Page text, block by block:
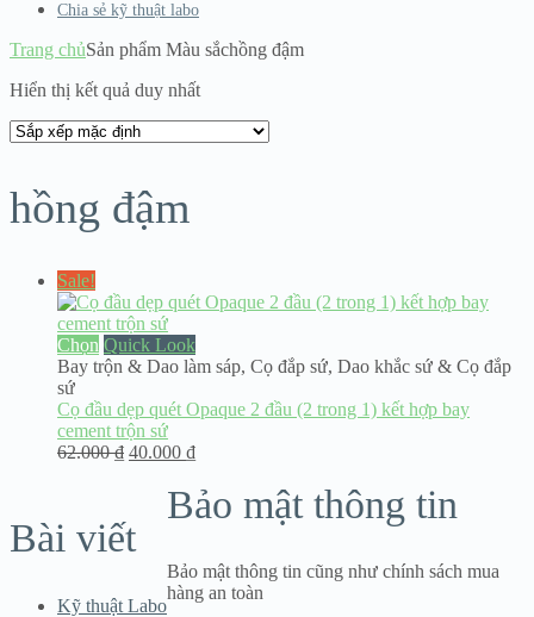
Chia sẻ kỹ thuật labo
Trang chủSản phẩm Màu sắchồng đậm
Hiển thị kết quả duy nhất
hồng đậm
Sale!
Chọn Quick Look
Bay trộn & Dao làm sáp, Cọ đắp sứ, Dao khắc sứ & Cọ đắp
sứ
Cọ đầu dẹp quét Opaque 2 đầu (2 trong 1) kết hợp bay
cement trộn sứ
62.000₫ Giá
62.000 ₫.
40.000 ₫Giá
tại
là:
Bài viết
Kỹ thuật Labo
Bảo mật thông tin
Bảo mật thông tin cũng như chính sách mua
hàng an toàn